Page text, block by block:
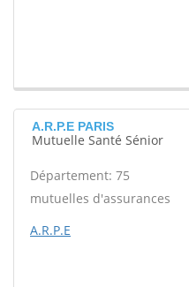
A.R.P.E PARIS
Mutuelle Santé Sénior
Département: 75
mutuelles d'assurances
A.R.P.E